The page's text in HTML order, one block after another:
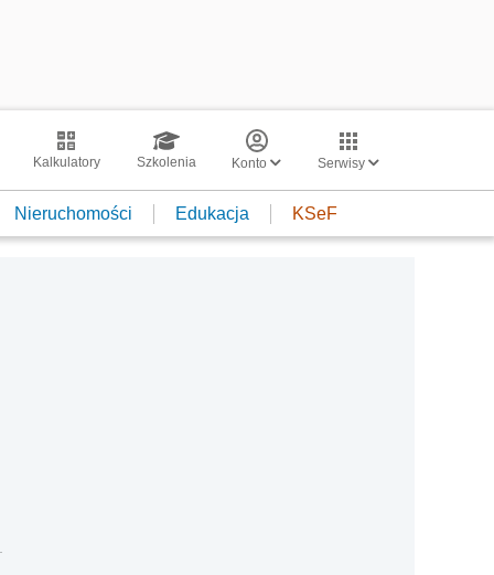
Kalkulatory Szkolenia Konto Serwisy
Nieruchomości Edukacja KSeF